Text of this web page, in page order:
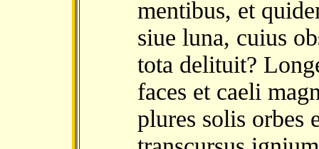
mentibus, et
siue luna, cuius
tota delituit?
faces et caeli
plures solis orbes